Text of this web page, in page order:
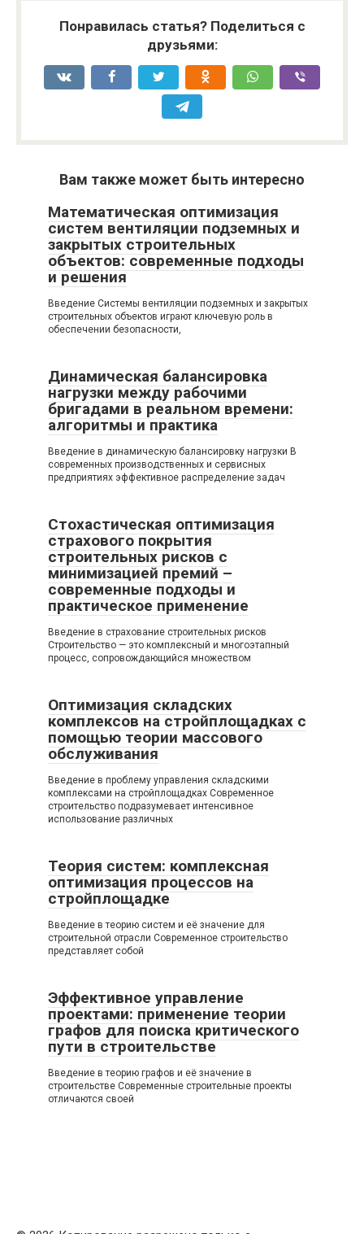
Понравилась статья? Поделиться с
друзьями:
Вам также может быть интересно
Математическая оптимизация
систем вентиляции подземных и
закрытых строительных
объектов: современные подходы
и решения
Введение Системы вентиляции подземных и закрытых
строительных объектов играют ключевую роль в
обеспечении безопасности,
Динамическая балансировка
нагрузки между рабочими
бригадами в реальном времени:
алгоритмы и практика
Введение в динамическую балансировку нагрузки В
современных производственных и сервисных
предприятиях эффективное распределение задач
Стохастическая оптимизация
страхового покрытия
строительных рисков с
минимизацией премий –
современные подходы и
практическое применение
Введение в страхование строительных рисков
Строительство — это комплексный и многоэтапный
процесс, сопровождающийся множеством
Оптимизация складских
комплексов на стройплощадках с
помощью теории массового
обслуживания
Введение в проблему управления складскими
комплексами на стройплощадках Современное
строительство подразумевает интенсивное
использование различных
Теория систем: комплексная
оптимизация процессов на
стройплощадке
Введение в теорию систем и её значение для
строительной отрасли Современное строительство
представляет собой
Эффективное управление
проектами: применение теории
графов для поиска критического
пути в строительстве
Введение в теорию графов и её значение в
строительстве Современные строительные проекты
отличаются своей